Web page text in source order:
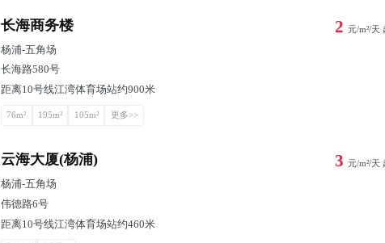
长海商务楼 2 元/m²/天
杨浦-五角场
长海路580号
距离10号线江湾体育场站约900米
76m² 195m² 105m² 更多>>
云海大厦(杨浦) 3 元/m²/天
杨浦-五角场
伟德路6号
距离10号线江湾体育场站约460米